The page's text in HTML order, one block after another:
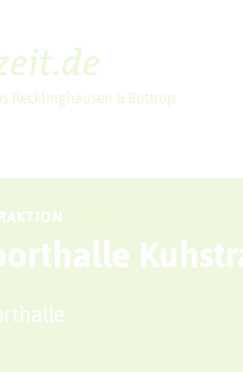
Recklinghausen & Bottrop